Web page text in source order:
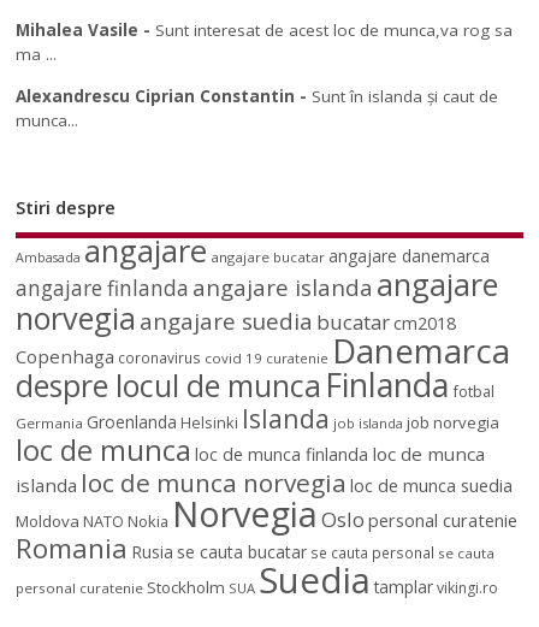
Mihalea Vasile - Sunt interesat de acest loc de munca,va rog sa
ma ...
Alexandrescu Ciprian Constantin - Sunt în islanda și caut de
munca...
Stiri despre
Ambasada angajare angajare bucatar angajare danemarca
angajare finlanda angajare islanda angajare
norvegia angajare suedia bucatarcm2018
Copenhaga coronavirus covid 19 curatenie Danemarca
despre locul de munca Finlanda fotbal
Germania Groenlanda Helsinki Islanda job islanda job norvegia
loc de munca loc de munca finlanda loc de munca
islanda loc de munca norvegia loc de munca suedia
Moldova NATO Nokia NorvegiaOslo personal curatenie
Romania Rusia se cauta bucatar se cauta personal se cauta
personal curatenie Stockholm SUA Suedia tamplar vikingi.ro